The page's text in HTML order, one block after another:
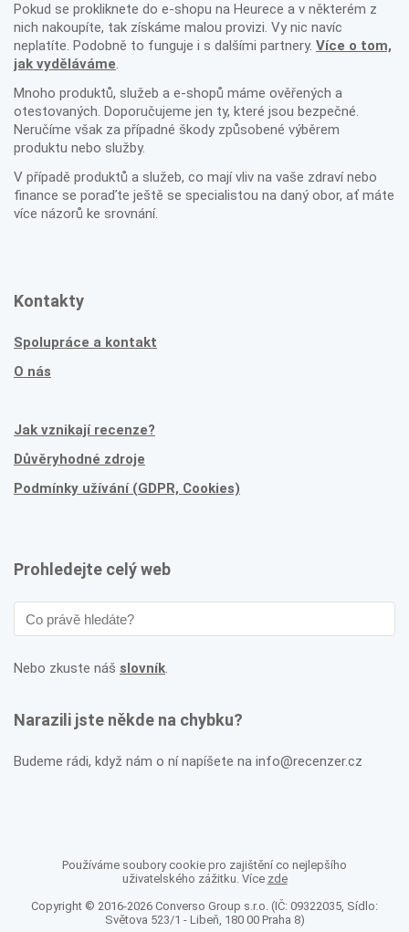
Pokud se prokliknete do e-shopu na Heurece a v některém z
nich nakoupíte, tak získáme malou provizi. Vy nic navíc
neplatíte. Podobně to funguje i s dalšími partnery. Více o tom,
jak vyděláváme.
Mnoho produktů, služeb a e-shopů máme ověřených a
otestovaných. Doporučujeme jen ty, které jsou bezpečné.
Neručíme však za případné škody způsobené výběrem
produktu nebo služby.
V případě produktů a služeb, co mají vliv na vaše zdraví nebo
finance se poraďte ještě se specialistou na daný obor, ať máte
více názorů ke srovnání.
Kontakty
Spolupráce a kontakt
O nás
Jak vznikají recenze?
Důvěryhodné zdroje
Podmínky užívání (GDPR, Cookies)
Prohledejte celý web
Nebo zkuste náš slovník.
Narazili jste někde na chybku?
Budeme rádi, když nám o ní napíšete na info@recenzer.cz
Používáme soubory cookie pro zajištění co nejlepšího
uživatelského zážitku. Více zde
Copyright © 2016-2026 Converso Group s.r.o. (IČ: 09322035, Sídlo:
Světova 523/1 - Libeň, 180 00 Praha 8)